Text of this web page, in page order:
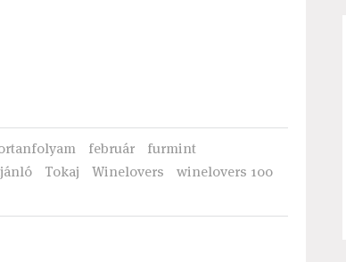
február
furmint
Tokaj Winelovers
winelovers 100